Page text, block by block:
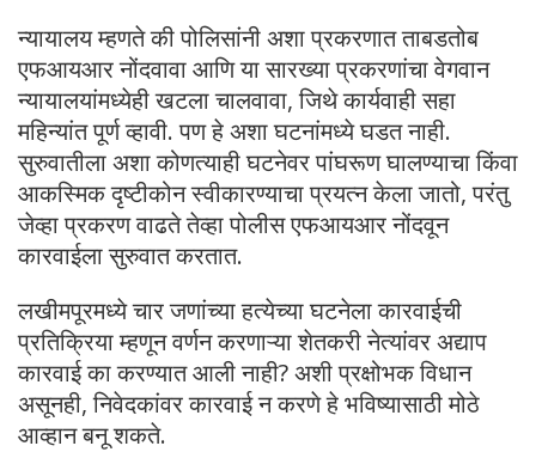
न्यायालय म्हणते की पोलिसांनी अशा प्रकरणात ताबडतोब
एफआयआर नोंदवावा आणि या सारख्या प्रकरणांचा वेगवान
न्यायालयांमध्येही खटला चालवावा, जिथे कार्यवाही सहा
महिन्यांत पूर्ण व्हावी. पण हे अशा घटनांमध्ये घडत नाही.
सुरुवातीला अशा कोणत्याही घटनेवर पांघरूण घालण्याचा किंवा
आकस्मिक दृष्टीकोन स्वीकारण्याचा प्रयत्न केला जातो, परंतु
जेव्हा प्रकरण वाढते तेव्हा पोलीस एफआयआर नोंदवून
कारवाईला सुरुवात करतात.
लखीमपूरमध्ये चार जणांच्या हत्येच्या घटनेला कारवाईची
प्रतिक्रिया म्हणून वर्णन करणाऱ्या शेतकरी नेत्यांवर अद्याप
कारवाई का करण्यात आली नाही? अशी प्रक्षोभक विधान
असूनही, निवेदकांवर कारवाई न करणे हे भविष्यासाठी मोठे
आव्हान बनू शकते.